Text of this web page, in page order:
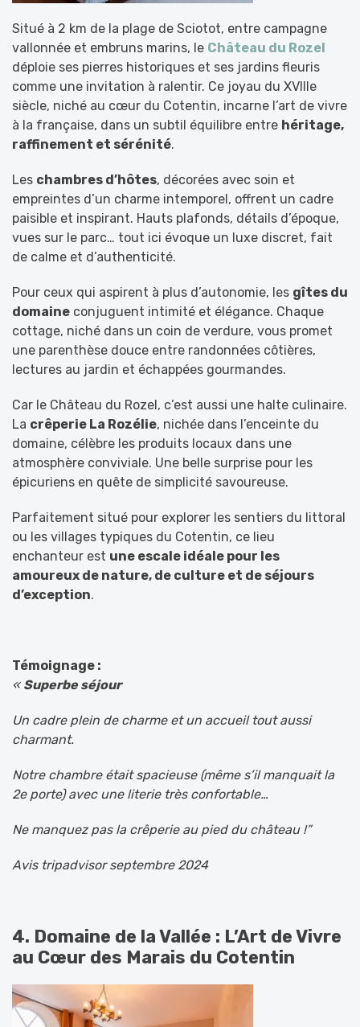
Situé à 2 km de la plage de Sciotot, entre campagne
vallonnée et embruns marins, le Château du Rozel
déploie ses pierres historiques et ses jardins fleuris
comme une invitation à ralentir. Ce joyau du XVIIIe
siècle, niché au cœur du Cotentin, incarne l’art de vivre
à la française, dans un subtil équilibre entre héritage,
raffinement et sérénité.
Les chambres d’hôtes, décorées avec soin et
empreintes d’un charme intemporel, offrent un cadre
paisible et inspirant. Hauts plafonds, détails d’époque,
vues sur le parc… tout ici évoque un luxe discret, fait
de calme et d’authenticité.
Pour ceux qui aspirent à plus d’autonomie, les gîtes du
domaine conjuguent intimité et élégance. Chaque
cottage, niché dans un coin de verdure, vous promet
une parenthèse douce entre randonnées côtières,
lectures au jardin et échappées gourmandes.
Car le Château du Rozel, c’est aussi une halte culinaire.
La crêperie La Rozélie, nichée dans l’enceinte du
domaine, célèbre les produits locaux dans une
atmosphère conviviale. Une belle surprise pour les
épicuriens en quête de simplicité savoureuse.
Parfaitement situé pour explorer les sentiers du littoral
ou les villages typiques du Cotentin, ce lieu
enchanteur est une escale idéale pour les
amoureux de nature, de culture et de séjours
d’exception.
Témoignage :
« Superbe séjour
Un cadre plein de charme et un accueil tout aussi
charmant.
Notre chambre était spacieuse (même s’il manquait la
2e porte) avec une literie très confortable…
Ne manquez pas la crêperie au pied du château !”
Avis tripadvisor septembre 2024
4. Domaine de la Vallée : L’Art de Vivre
au Cœur des Marais du Cotentin